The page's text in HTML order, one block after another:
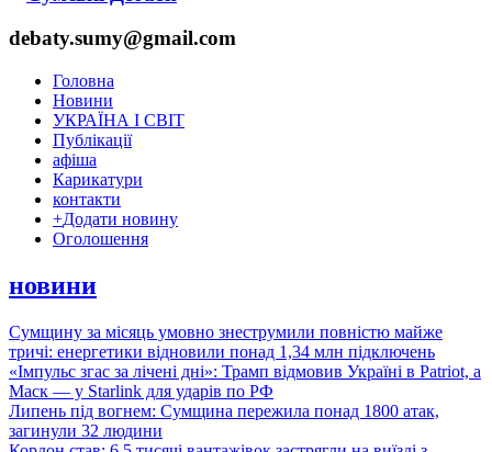
debaty.sumy@gmail.com
Головна
Новини
УКРАЇНА І СВІТ
Публікації
афіша
Карикатури
контакти
+Додати новину
Оголошення
новини
Сумщину за місяць умовно знеструмили повністю майже
тричі: енергетики відновили понад 1,34 млн підключень
«Імпульс згас за лічені дні»: Трамп відмовив Україні в Patriot, а
Маск — у Starlink для ударів по РФ
Липень під вогнем: Сумщина пережила понад 1800 атак,
загинули 32 людини